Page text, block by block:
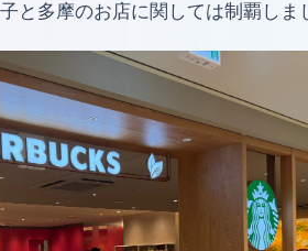
と多摩のお店に関しては制覇しま